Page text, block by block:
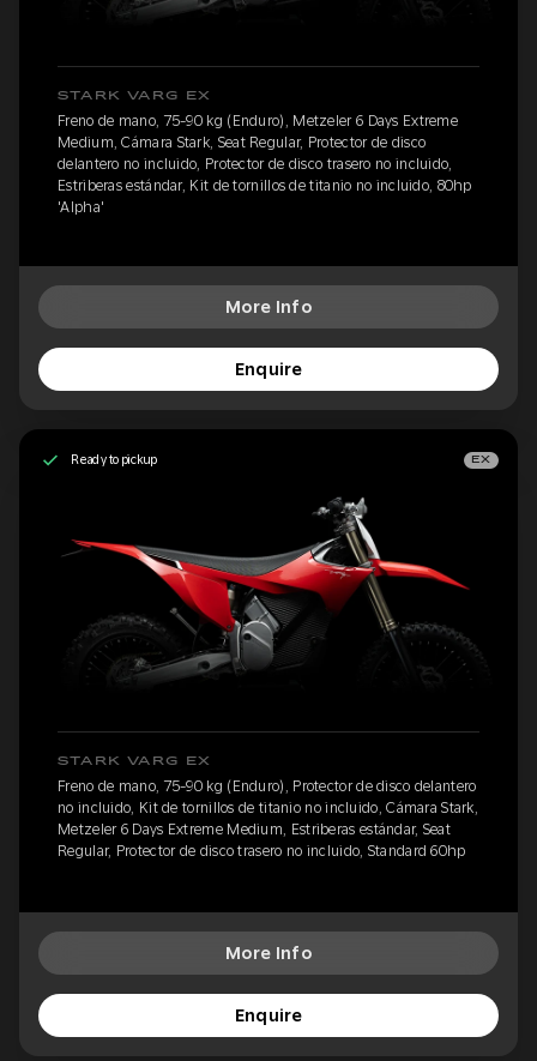
STARK VARG EX
Freno de mano, 75-90 kg (Enduro), Metzeler 6 Days Extreme
Medium, Cámara Stark, Seat Regular, Protector de disco
delantero no incluido, Protector de disco trasero no incluido,
Estriberas estándar, Kit de tornillos de titanio no incluido, 80hp
'Alpha'
More Info
Enquire
Ready to pickup EX
STARK VARG EX
Freno de mano, 75-90 kg (Enduro), Protector de disco delantero
no incluido, Kit de tornillos de titanio no incluido, Cámara Stark,
Metzeler 6 Days Extreme Medium, Estriberas estándar, Seat
Regular, Protector de disco trasero no incluido, Standard 60hp
More Info
Enquire